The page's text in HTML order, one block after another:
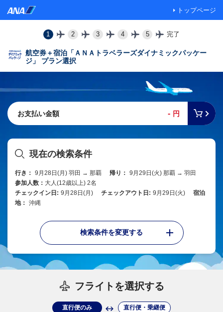
トップページ
1 2 3 4 5 完了
航空券＋宿泊「ＡＮＡトラベラーズダイナミックパッケー
ジ」 プラン選択
お支払い金額 - 円
現在の検索条件
行き： 9月28日(月) 羽田 → 那覇 帰り： 9月29日(火) 那覇 → 羽田
参加人数： 大人(12歳以上) 2名
チェックイン日: 9月28日(月) チェックアウト日: 9月29日(火)
宿泊
地： 沖縄
検索条件を変更する
フライトを選択する
直行便のみ 直行便・乗継便